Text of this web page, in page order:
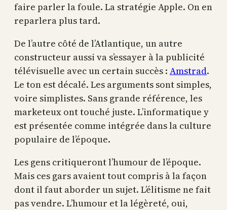
faire parler la foule. La stratégie Apple. On en
reparlera plus tard.
De l’autre côté de l’Atlantique, un autre
constructeur aussi va s’essayer à la publicité
télévisuelle avec un certain succès : Amstrad.
Le ton est décalé. Les arguments sont simples,
voire simplistes. Sans grande référence, les
marketeux ont touché juste. L’informatique y
est présentée comme intégrée dans la culture
populaire de l’époque.
Les gens critiqueront l’humour de l’époque.
Mais ces gars avaient tout compris à la façon
dont il faut aborder un sujet. L’élitisme ne fait
pas vendre. L’humour et la légèreté, oui,